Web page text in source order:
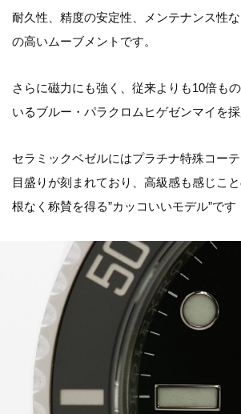
耐久性、精度の安定性、メンテナンス性
の高いムーブメントです。
さらに磁力にも強く、従来よりも10倍も
いるブルー・パラクロムヒゲゼンマイを採
セラミックベゼルにはプラチナ特殊コー
目盛りが刻まれており、高級感も感じこ
根なく称賛を得る”カッコいいモデル”です